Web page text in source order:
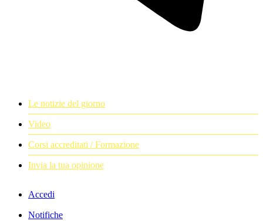
Le notizie del giorno
Video
Corsi accreditati / Formazione
Invia la tua opinione
Accedi
Notifiche